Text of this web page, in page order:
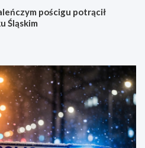
pościgu potrącił
Śląskim